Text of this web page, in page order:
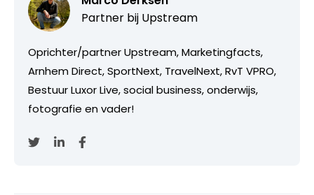
Partner bij Upstream
Oprichter/partner Upstream, Marketingfacts,
Arnhem Direct, SportNext, TravelNext, RvT VPRO,
Bestuur Luxor Live, social business, onderwijs,
fotografie en vader!